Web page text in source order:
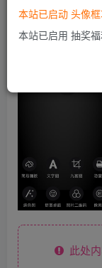
此处内
本站已启动 头像
本站已启用 抽奖